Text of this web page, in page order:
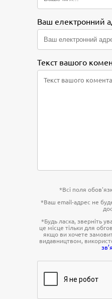
Ваш електронний
Текст вашого
*Всі поля
*Ваш email-адрес не
*Будь ласка, зверніть
це місце тільки для
якщо ви хочете
видавництвом,